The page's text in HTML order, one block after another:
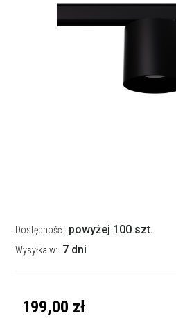
Dostępność: powyżej 100 szt.
Wysyłka w: 7 dni
199,00 zł